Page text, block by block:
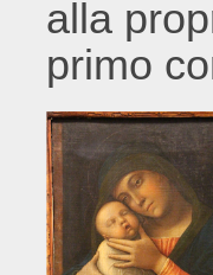
alla
primo